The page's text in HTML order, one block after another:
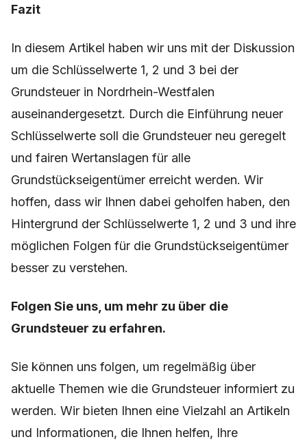
Fazit
In diesem Artikel haben wir uns mit der Diskussion
um die Schlüsselwerte 1, 2 und 3 bei der
Grundsteuer in Nordrhein-Westfalen
auseinandergesetzt. Durch die Einführung neuer
Schlüsselwerte soll die Grundsteuer neu geregelt
und fairen Wertanslagen für alle
Grundstückseigentümer erreicht werden. Wir
hoffen, dass wir Ihnen dabei geholfen haben, den
Hintergrund der Schlüsselwerte 1, 2 und 3 und ihre
möglichen Folgen für die Grundstückseigentümer
besser zu verstehen.
Folgen Sie uns, um mehr zu über die
Grundsteuer zu erfahren.
Sie können uns folgen, um regelmäßig über
aktuelle Themen wie die Grundsteuer informiert zu
werden. Wir bieten Ihnen eine Vielzahl an Artikeln
und Informationen, die Ihnen helfen, Ihre